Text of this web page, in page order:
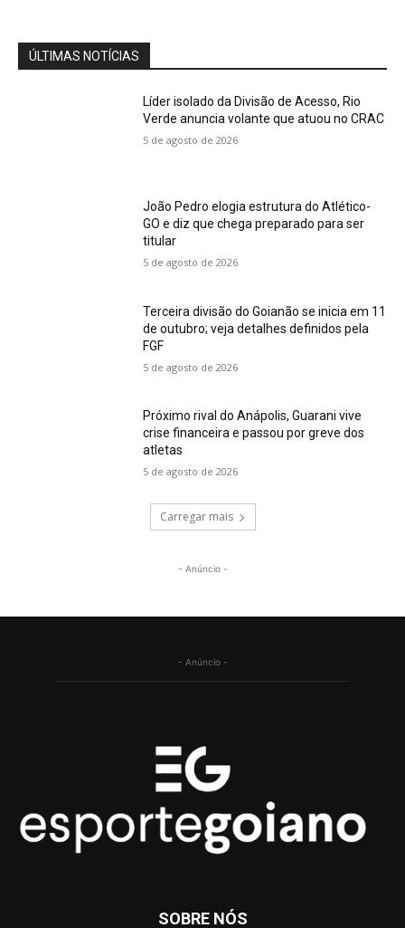
ÚLTIMAS NOTÍCIAS
Líder isolado da Divisão de Acesso, Rio
Verde anuncia volante que atuou no CRAC
5 de agosto de 2026
João Pedro elogia estrutura do Atlético-
GO e diz que chega preparado para ser
titular
5 de agosto de 2026
Terceira divisão do Goianão se inicia em 11
de outubro; veja detalhes definidos pela
FGF
5 de agosto de 2026
Próximo rival do Anápolis, Guarani vive
crise financeira e passou por greve dos
atletas
5 de agosto de 2026
Carregar mais
- Anúncio -
- Anúncio -
SOBRE NÓS